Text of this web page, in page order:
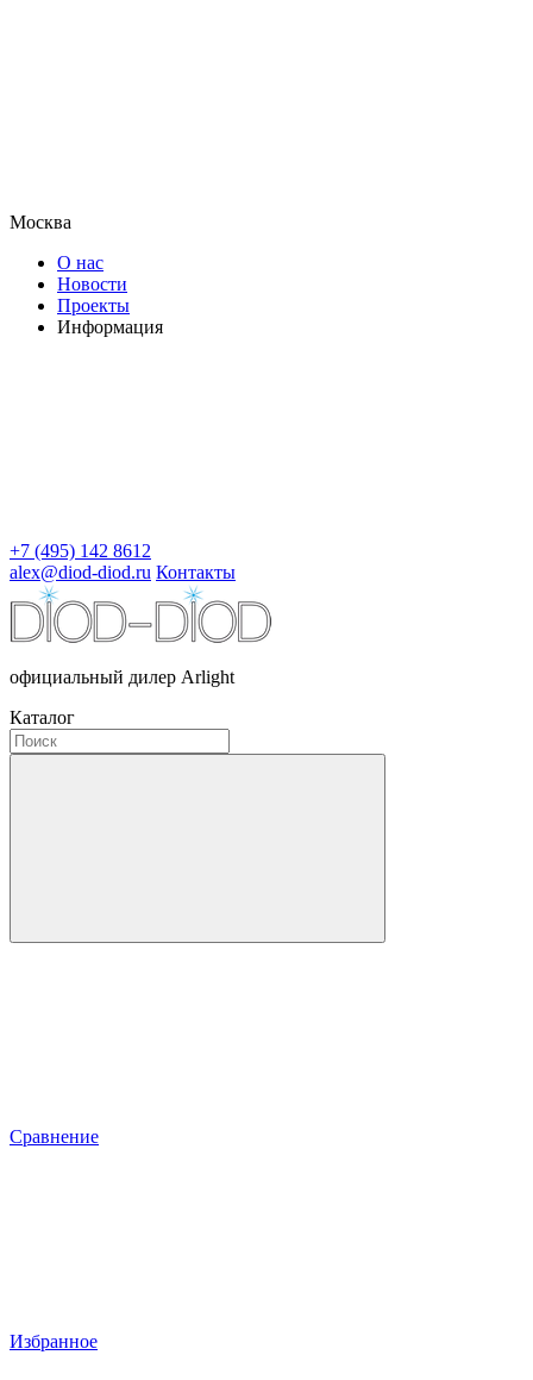
Москва
О нас
Новости
Проекты
Информация
+7 (495) 142 8612
alex@diod-diod.ru Контакты
официальный дилер Arlight
Каталог
Сравнение
Избранное